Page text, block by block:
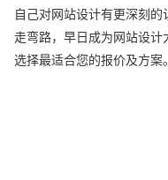
自己对网站设计有更深刻
走弯路，早日成为网站设
选择最适合您的报价及方案。